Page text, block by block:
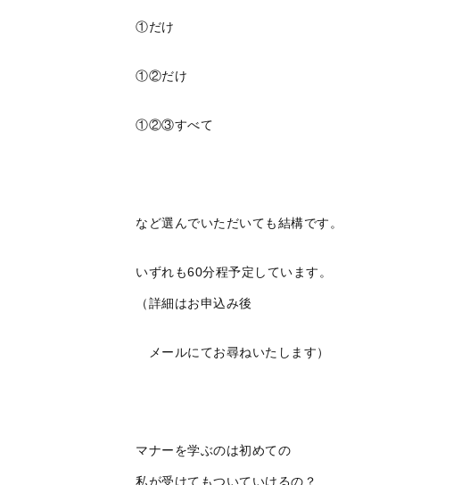
①だけ
①②だけ
①②③すべて
など選んでいただいても結構です。
いずれも60分程予定しています。
（詳細はお申込み後
メールにてお尋ねいたします）
マナーを学ぶのは初めての
私が受けてもついていけるの？